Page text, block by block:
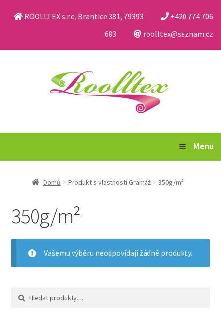
ROOLLTEX s.r.o. Brantice 381, 79393
+420 774 706
683
roolltex@seznam.cz
Menu
Jak nakupovat
Aktuality
Domů Produkt s vlastností Gramáž 350g/m²
350g/m²
Vašemu výběru neodpovídají žádné produkty.
Hledat:
Hledat